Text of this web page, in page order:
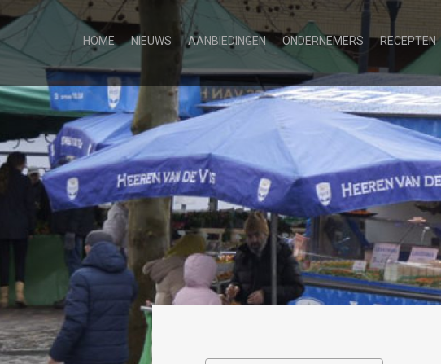
HOME NIEUWS AANBIEDINGEN ONDERNEMERS RECEPTEN